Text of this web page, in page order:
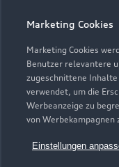
Marketing Cookies
Marketing Cookies
Benutzer relevantere
zugeschnittene Inhalte
verwendet, um die
Werbeanzeige zu
von Werbekampagnen
Einstellungen
Mobilitätsgarantie,
Inspektion oder
AG, Auto-Union-
bis zur ersten fälligen
Ölwechsel-Service
bzw. verlängern die
nächsten Inspektion
fällige Inspektion oder